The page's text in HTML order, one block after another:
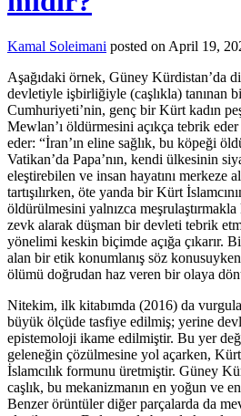
Kamal Soleimani posted on April 19,
Aşağıdaki örnek, Güney Kürdistan’da
devletiyle işbirliğiyle (caşlıkla) tanınan
Cumhuriyeti’nin, genç bir Kürt kadın
Mewlan’ı öldürmesini açıkça tebrik
eder: “İran’ın eline sağlık, bu köpeği
Vatikan’da Papa’nın, kendi ülkesinin
eleştirebilen ve insan hayatını merkeze
tartışılırken, öte yanda bir Kürt
öldürülmesini yalnızca meşrulaştırmakla
zevk alarak düşman bir devleti tebrik
yönelimi keskin biçimde açığa çıkarır.
alan bir etik konumlanış söz
ölümü doğrudan haz veren bir olaya
Nitekim, ilk kitabımda (2016) da
büyük ölçüde tasfiye edilmiş; yerine
epistemoloji ikame edilmiştir. Bu yer
geleneğin çözülmesine yol açarken,
İslamcılık formunu üretmiştir. Güney
caşlık, bu mekanizmanın en yoğun ve
Benzer örüntüler diğer parçalarda da